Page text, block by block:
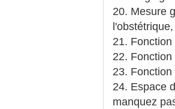
20. Mesure
21.
22.
23.
24. Espace
manquez